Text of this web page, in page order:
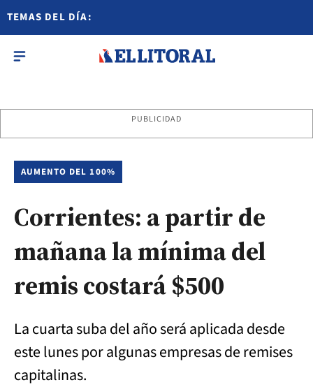
TEMAS DEL DÍA:
PUBLICIDAD
AUMENTO DEL 100%
Corrientes: a partir de
mañana la mínima del
remis costará $500
La cuarta suba del año será aplicada desde
este lunes por algunas empresas de remises
capitalinas.